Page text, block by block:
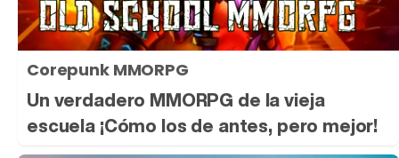
Corepunk MMORPG
Un verdadero MMORPG de la vieja
escuela ¡Cómo los de antes, pero mejor!